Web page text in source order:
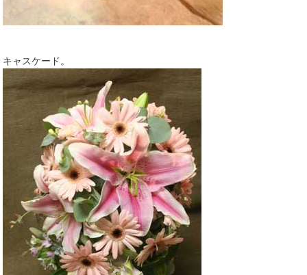
キャスケード。